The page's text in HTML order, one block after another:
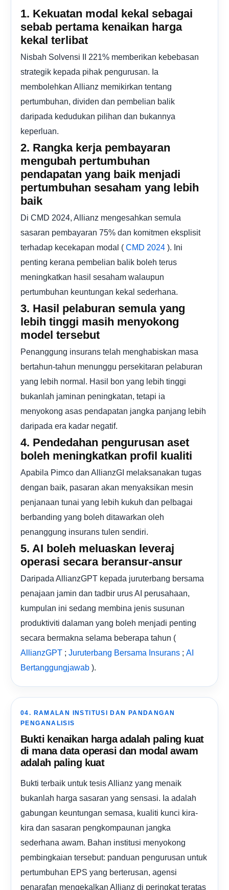
1. Kekuatan modal kekal sebagai
sebab pertama kenaikan harga
kekal terlibat
Nisbah Solvensi II 221% memberikan kebebasan
strategik kepada pihak pengurusan. Ia
membolehkan Allianz memikirkan tentang
pertumbuhan, dividen dan pembelian balik
daripada kedudukan pilihan dan bukannya
keperluan.
2. Rangka kerja pembayaran
mengubah pertumbuhan
pendapatan yang baik menjadi
pertumbuhan sesaham yang lebih
baik
Di CMD 2024, Allianz mengesahkan semula
sasaran pembayaran 75% dan komitmen eksplisit
terhadap kecekapan modal ( CMD 2024 ). Ini
penting kerana pembelian balik boleh terus
meningkatkan hasil sesaham walaupun
pertumbuhan keuntungan kekal sederhana.
3. Hasil pelaburan semula yang
lebih tinggi masih menyokong
model tersebut
Penanggung insurans telah menghabiskan masa
bertahun-tahun menunggu persekitaran pelaburan
yang lebih normal. Hasil bon yang lebih tinggi
bukanlah jaminan peningkatan, tetapi ia
menyokong asas pendapatan jangka panjang lebih
daripada era kadar negatif.
4. Pendedahan pengurusan aset
boleh meningkatkan profil kualiti
Apabila Pimco dan AllianzGI melaksanakan tugas
dengan baik, pasaran akan menyaksikan mesin
penjanaan tunai yang lebih kukuh dan pelbagai
berbanding yang boleh ditawarkan oleh
penanggung insurans tulen sendiri.
5. AI boleh meluaskan leveraj
operasi secara beransur-ansur
Daripada AllianzGPT kepada juruterbang bersama
penajaan jamin dan tadbir urus AI perusahaan,
kumpulan ini sedang membina jenis susunan
produktiviti dalaman yang boleh menjadi penting
secara bermakna selama beberapa tahun (
AllianzGPT ; Juruterbang Bersama Insurans ; AI
Bertanggungjawab ).
04. RAMALAN INSTITUSI DAN PANDANGAN
PENGANALISIS
Bukti kenaikan harga adalah paling kuat
di mana data operasi dan modal awam
adalah paling kuat
Bukti terbaik untuk tesis Allianz yang menaik
bukanlah harga sasaran yang sensasi. Ia adalah
gabungan keuntungan semasa, kualiti kunci kira-
kira dan sasaran pengkompaunan jangka
sederhana awam. Bahan institusi menyokong
pembingkaian tersebut: panduan pengurusan untuk
pertumbuhan EPS yang berterusan, agensi
penarafan mengekalkan Allianz di peringkat teratas